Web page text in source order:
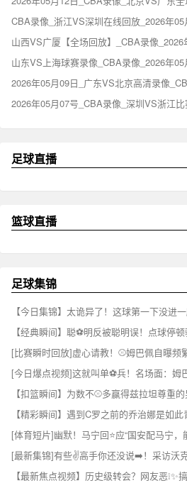
CBA录像_浙江VS深圳在线回放_2026年05
山西VS广厦【全场回放】_CBA录像_2026
山东VS上海球赛录像_CBA录像_2026年05
2026年05月09日_广东VS北京高清录像
2026年05月07号_CBA录像_深圳VS浙江
足球直播
篮球直播
足球集锦
[体育短片]幽默！马宁回⭐应“国安配马宁，
[最新集锦]有些✌️高手你还没说➡️！采访沃
【最新焦点视频】历史级转会？网友恶❕✨